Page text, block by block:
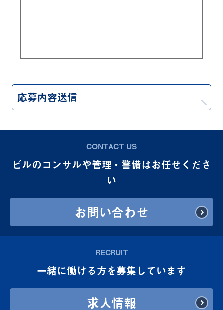
CONTACT US
ビルのコンサルや管理・警備はお任せくださ
い
お問い合わせ
RECRUIT
一緒に働ける方を募集しています
求人情報